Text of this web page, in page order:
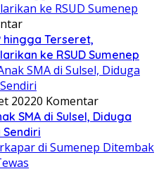
hingga Terseret,
ke RSUD Sumenep
20220 Komentar
SMA di Sulsel, Diduga